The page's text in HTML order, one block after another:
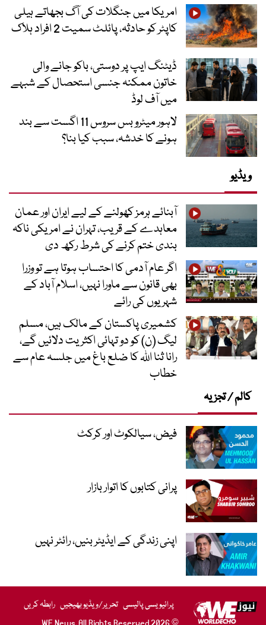
امریکا میں جنگلات کی آگ بجھاتے ہیلی
کاپٹر کو حادثہ، پائلٹ سمیت 2 افراد ہلاک
ڈیٹنگ ایپ پر دوستی، باکو جانے والی
خاتون ممکنہ جنسی استحصال کے شبہے
میں آف لوڈ
لاہور میٹرو بس سروس 11 اگست سے بند
ہونے کا خدشہ، سبب کیا بنا؟
ویڈیو
آبنائے ہرمز کھولنے کے لیے ایران اور عمان
معاہدے کے قریب، تہران نے امریکی ناکہ
بندی ختم کرنے کی شرط رکھ دی
اگر عام آدمی کا احتساب ہوتا ہے تو وزرا
بھی قانون سے ماورا نہیں، اسلام آباد کے
شہریوں کی رائے
کشمیری پاکستان کے مالک ہیں، مسلم
لیگ (ن) کو دو تہائی اکثریت دلائیں گے،
رانا ثنا اللہ کا ضلع باغ میں جلسہ عام سے
خطاب
کالم / تجزیہ
فیض، سیالکوٹ اور کرکٹ
پرانی کتابوں کا اتوار بازار
اپنی زندگی کے ایڈیٹر بنیں، رائٹر نہیں
پرائیویسی پالیسی تحریر/ویڈیو بھیجیں رابطہ کریں